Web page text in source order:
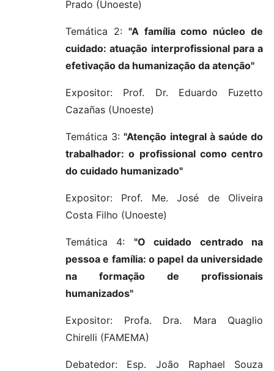
Prado (Unoeste)
Temática 2: "A família como núcleo de
cuidado: atuação interprofissional para a
efetivação da humanização da atenção"
Expositor: Prof. Dr. Eduardo Fuzetto
Cazañas (Unoeste)
Temática 3:"Atenção integral à saúde do
trabalhador: o profissional como centro
do cuidado humanizado"
Expositor: Prof. Me. José de Oliveira
Costa Filho (Unoeste)
Temática 4: "O cuidado centrado na
pessoa e família: o papel da universidade
na formação de profissionais
humanizados"
Expositor: Profa. Dra. Mara Quaglio
Chirelli (FAMEMA)
Debatedor: Esp. João Raphael Souza